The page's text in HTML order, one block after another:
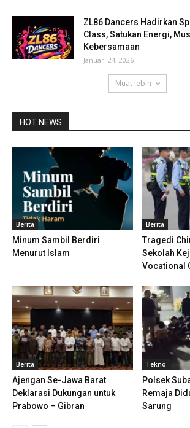
ZL86 Dancers Hadirkan
Class, Satukan Energi,
Kebersamaan
Januari 24, 2026
Muat lebih
HOT NEWS
Berita
Minum Sambil Berdiri
Menurut Islam
Berita
Tragedi
Sekolah
Vocational
Berita
Ajengan Se-Jawa Barat
Deklarasi Dukungan untuk
Prabowo – Gibran
Tekno
Polsek
Remaja
Sarung